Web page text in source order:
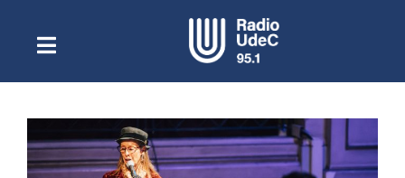
contenidoToggle
NavigationEscuchar Radio UdeC en vivo
Quiénes Somos
Programación